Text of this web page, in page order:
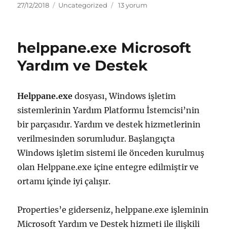
Yayın
27/12/2018 Kategoriler
Uncategorized
msconfig.exe
için
13 yorum
helppane.exe Microsoft
Yardım ve Destek
Helppane.exe dosyası, Windows işletim
sistemlerinin Yardım Platformu İstemcisi’nin
bir parçasıdır. Yardım ve destek hizmetlerinin
verilmesinden sorumludur. Başlangıçta
Windows işletim sistemi ile önceden kurulmuş
olan Helppane.exe içine entegre edilmiştir ve
ortamı içinde iyi çalışır.
Properties’e giderseniz, helppane.exe işleminin
Microsoft Yardım ve Destek hizmeti ile ilişkili